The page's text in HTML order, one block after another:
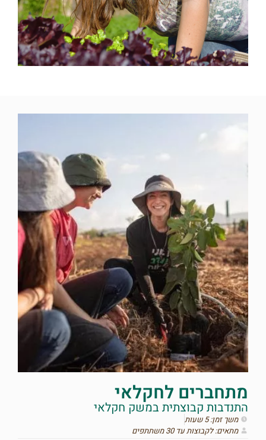
מתחברים לחקלאי
התנדבות קבוצתית במשק חקלאי
משך זמן: 5 שעות
מתאים: לקבוצות עד 30 משתתפים